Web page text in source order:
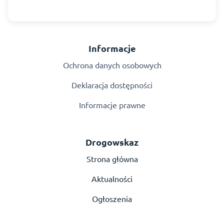
Informacje
Ochrona danych osobowych
Deklaracja dostępności
Informacje prawne
Drogowskaz
Strona główna
Aktualności
Ogłoszenia